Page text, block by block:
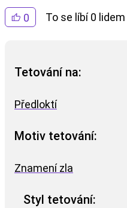
0 To se líbí 0 lidem
Tetování na:
Předloktí
Motiv tetování:
Znamení zla
Styl tetování: